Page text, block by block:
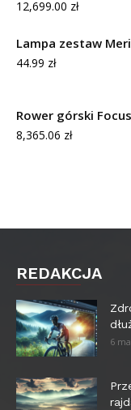
12,699.00 zł
Lampa zestaw
44.99 zł
Rower górski
8,365.06 zł
REDAKCJA
6